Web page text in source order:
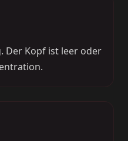
Der Kopf ist leer oder